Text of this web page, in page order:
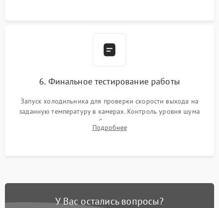
6. Финальное тестирование работы
Запуск холодильника для проверки скорости выхода на
заданную температуру в камерах. Контроль уровня шума
компрессора, отсутствия обмерзания стенок и корректного
срабатывания системы автоматической оттайки.
Подробнее
У Вас остались вопросы?